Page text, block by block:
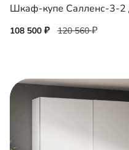
108 500 120 560